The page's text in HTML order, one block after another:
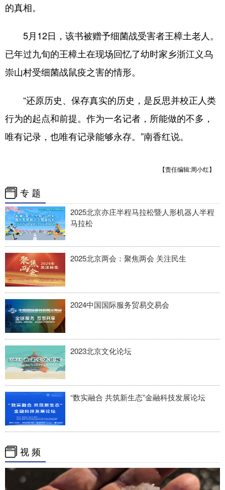
的真相。
5月12日，该书被赠予细菌战受害者王樟土老人。
已年过九旬的王樟土在现场回忆了幼时家乡浙江义乌
崇山村受细菌战鼠疫之害的情形。
“还原历史、保存真实的历史，是反思并校正人类
行为的起点和前提。作为一名记者，所能做的不多，
唯有记录，也唯有记录能够永存。”南香红说。
【责任编辑:周小红】
专 题
2025北京亦庄半程马拉松暨人形机器人半程
马拉松
2025北京两会：聚焦两会 关注民生
2024中国国际服务贸易交易会
2023北京文化论坛
“数实融合 共筑新生态”金融科技发展论坛
视 频